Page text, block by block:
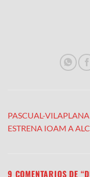
PASCUAL-VILAPLANA
ESTRENA IOAM A
9 COMENTARIOS DE “